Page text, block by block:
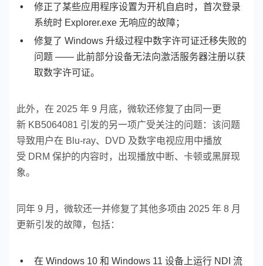
修正了某些应用程序设置为开机自启时，首次登录
系统时 Explorer.exe 无响应的故障；
修复了 Windows 升级过程中数字许可证迁移失败的
问题 —— 此前部分设备无法向激活服务器注册以获
取数字许可证。
此外，在 2025 年 9 月底，微软还修复了由同一更
新 KB5064081 引发的另一项广受关注的问题：该问题
导致用户在 Blu-ray、DVD 及数字电视应用中播放
受 DRM 保护的内容时，出现播放中断、卡顿或黑屏现
象。
同年 9 月，微软还一并修复了其他多项由 2025 年 8 月
更新引发的故障，包括：
在 Windows 10 和 Windows 11 设备上运行 NDI 流